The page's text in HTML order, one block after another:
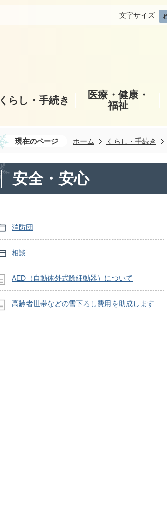
文字サイズ
くらし・手続き
医療・健康・
福祉
現在のページ ホーム くらし・手続き
安全・安心
消防団
相談
AED（自動体外式除細動器）について
高齢者世帯などの雪下ろし費用を助成します